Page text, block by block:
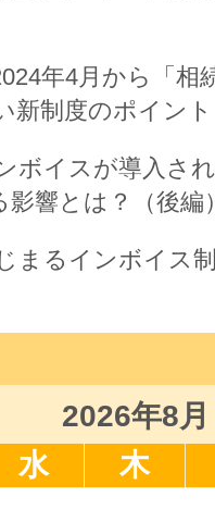
年4月から「相
新制度のポイント
ボイスが導入さ
影響とは？（後編
まるインボイス
2026年8月
水 木